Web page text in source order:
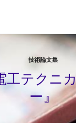
技術論文集
工テクニ
ー』